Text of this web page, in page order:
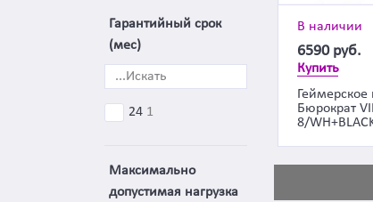
Гарантийный срок
(мес)
24 1
Максимально
допустимая нагрузка
В наличии
6590 руб.
Купить
Геймерское
Бюрократ
8/